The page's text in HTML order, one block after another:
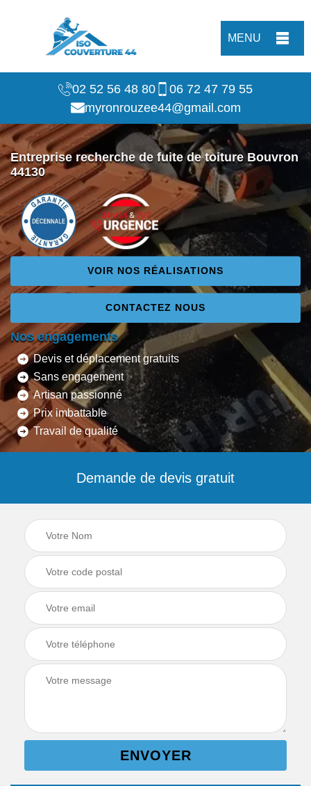
MENU
02 52 56 48 80
06 72 47 79 55
myronrouzee44@gmail.com
Entreprise recherche de fuite de toiture Bouvron
44130
VOIR NOS RÉALISATIONS
CONTACTEZ NOUS
Nos engagements
Devis et déplacement gratuits
Sans engagement
Artisan passionné
Prix imbattable
Travail de qualité
Demande de devis gratuit